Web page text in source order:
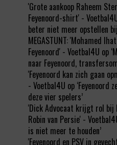
'Grote aankoop Raheem
Feyenoord-shirt' -
beter niet meer opstellen bij
MEGASTUNT: 'Mohamed
Feyenoord' - Voetbal4U op
naar Feyenoord,
'Feyenoord kan zich gaan
- Voetbal4U op ‘Feyenoord
deze vier spelers’
'Dick Advocaat krijgt rol bij
Robin van Persie' -
is niet meer te houden’
'Feyenoord en PSV in